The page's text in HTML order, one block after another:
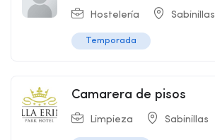
Hostelería Sabinillas
Temporada
Camarera de pisos
Limpieza Sabinillas